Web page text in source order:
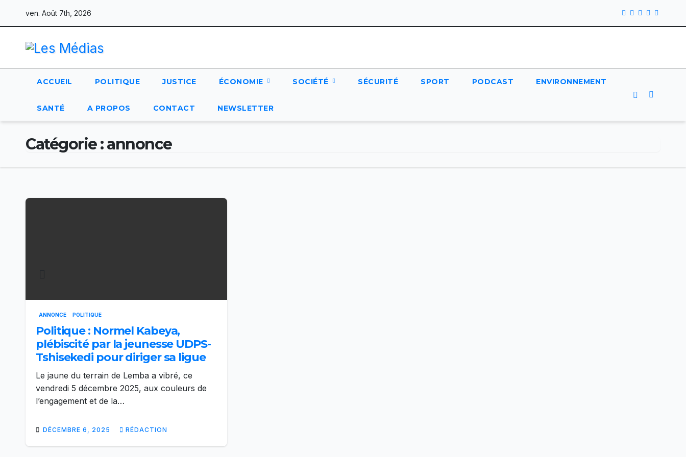
ven. Août 7th, 2026
ACCUEIL POLITIQUE JUSTICE ÉCONOMIE SOCIÉTÉ SÉCURITÉ SPORT PODCAST ENVIRONNEMENT
SANTÉ A PROPOS CONTACT NEWSLETTER
Catégorie :annonce
ANNONCE POLITIQUE
Politique : Normel Kabeya,
plébiscité par la jeunesse UDPS-
Tshisekedi pour diriger sa ligue
Le jaune du terrain de Lemba a vibré, ce
vendredi 5 décembre 2025, aux couleurs de
l’engagement et de la…
DÉCEMBRE 6, 2025 RÉDACTION